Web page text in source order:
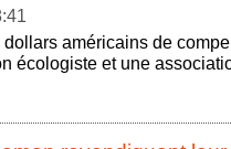
américains de
écologiste et une